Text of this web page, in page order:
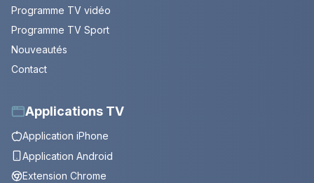
Programme TV vidéo
Programme TV Sport
Nouveautés
Contact
Applications TV
Application iPhone
Application Android
Extension Chrome